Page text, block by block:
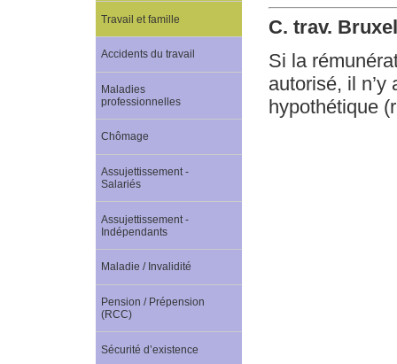
C. trav.
Si la
autorisé, il
hypothétique
Travail et famille
Accidents du travail
Maladies
professionnelles
Chômage
Assujettissement -
Salariés
Assujettissement -
Indépendants
Maladie / Invalidité
Pension / Prépension
(RCC)
Sécurité d’existence